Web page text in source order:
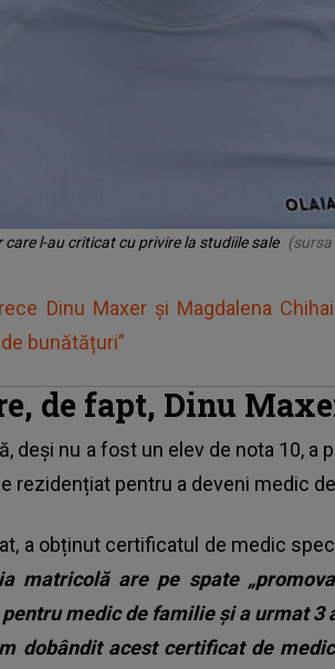
care l-au criticat cu privire la studiile sale (sursa
Dinu Maxer și Magdalena
bunătățuri”
de fapt, Dinu
deși nu a fost un elev de nota 10, a
rezidențiat pentru a deveni medic
a obținut certificatul de medic
matricolă are pe spate
medic de familie și a urmat 3
dobândit acest certificat de